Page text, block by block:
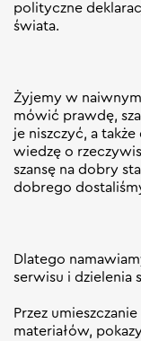
polityczne
świata.
Żyjemy w
mówić prawdę,
je niszczyć, a
wiedzę o
szansę na dobry
dobrego
Dlatego
serwisu i dzielenia
Przez
materiałów,